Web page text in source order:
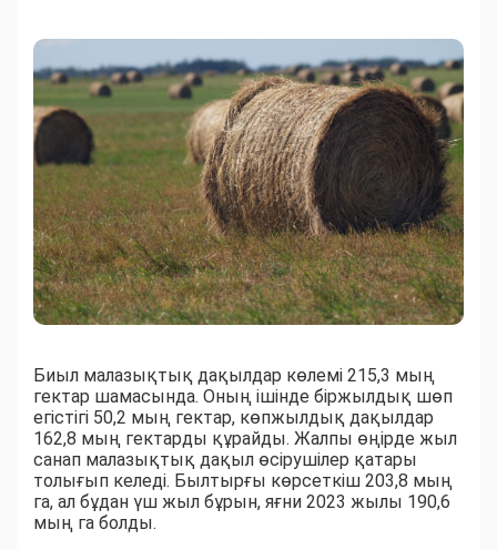
Биыл малазықтық дақылдар көлемі 215,3 мың
гектар шамасында. Оның ішінде біржылдық шөп
егістігі 50,2 мың гектар, көпжылдық дақылдар
162,8 мың гектарды құрайды. Жалпы өңірде жыл
санап малазықтық дақыл өсірушілер қатары
толығып келеді. Былтырғы көрсеткіш 203,8 мың
га, ал бұдан үш жыл бұрын, яғни 2023 жылы 190,6
мың га болды.